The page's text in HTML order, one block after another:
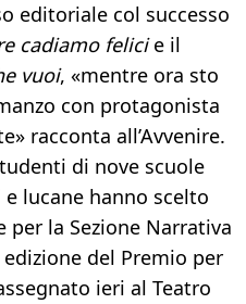
editoriale col successo
cadiamo felicie il
vuoi, «mentre ora sto
con protagonista
racconta all’Avvenire.
di nove scuole
lucane hanno scelto
la Sezione Narrativa
del Premio per
ieri al Teatro